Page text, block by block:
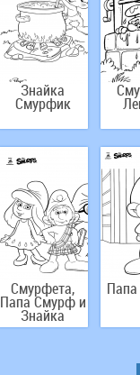
Знайка
Смурфик
Смурфета,
Папа Смурф и
Знайка